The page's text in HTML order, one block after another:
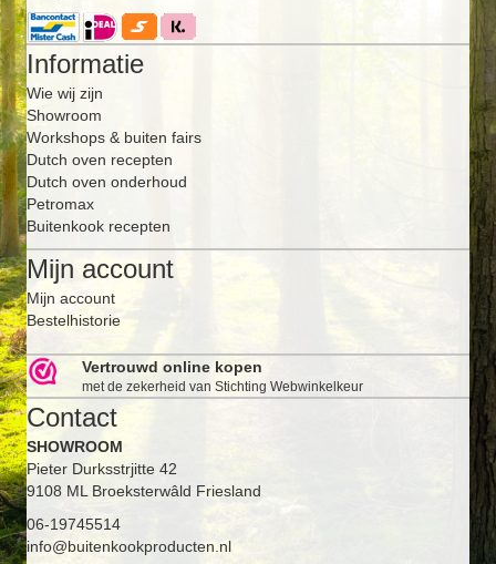
Informatie
Wie wij zijn
Showroom
Workshops & buiten fairs
Dutch oven recepten
Dutch oven onderhoud
Petromax
Buitenkook recepten
Mijn account
Mijn account
Bestelhistorie
Vertrouwd online kopen
met de zekerheid van Stichting Webwinkelkeur
Contact
SHOWROOM
Pieter Durksstrjitte 42
9108 ML Broeksterwâld Friesland
06-19745514
info@buitenkookproducten.nl